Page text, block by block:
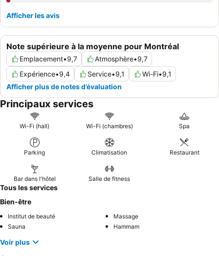
Note supérieure à la moyenne pour Montréal
Emplacement•9,7 Atmosphère•9,7
Expérience•9,4 Service•9,1 Wi-Fi•9,1
Afficher plus de notes d’évaluation
Afficher les avis
Principaux services
Wi-Fi (hall) Wi-Fi (chambres) Spa
Parking Climatisation Restaurant
Bar dans l'hôtel Salle de fitness
Tous les services
Bien-être
Institut de beauté
Massage
Sauna
Hammam
Voir plus